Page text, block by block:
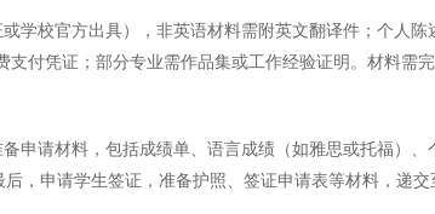
学校官方出具），非英语材料需附英文翻译件；个人
付凭证；部分专业需作品集或工作经验证明。材料需
申请材料，包括成绩单、语言成绩（如雅思或托福）
申请学生签证，准备护照、签证申请表等材料，递